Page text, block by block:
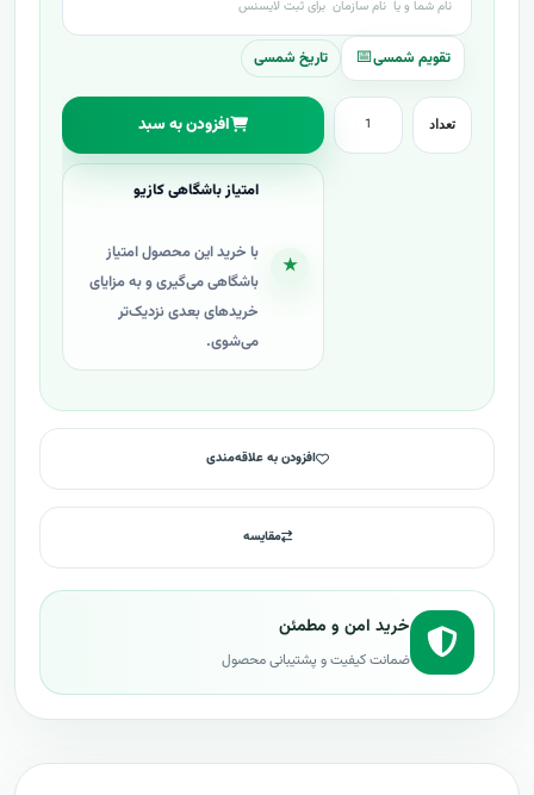
تاریخ شمسی
تعداد افزودن به سبد
★
امتیاز باشگاهی کازیو
با خرید این محصول امتیاز
باشگاهی می‌گیری و به مزایای
خریدهای بعدی نزدیک‌تر
می‌شوی.
افزودن به علاقه‌مندی
مقایسه
خرید امن و مطمئن
ضمانت کیفیت و پشتیبانی محصول